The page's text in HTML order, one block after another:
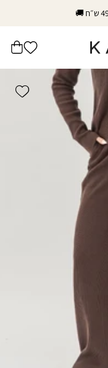
הרשימה
שלי עֲגָלָה